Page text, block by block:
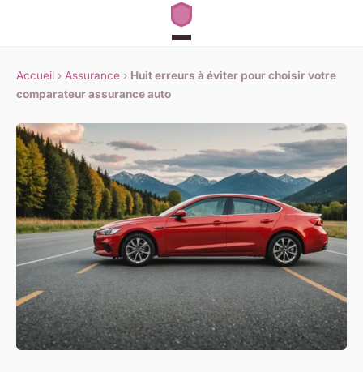
Accueil › Assurance › Huit erreurs à éviter pour choisir votre
comparateur assurance auto